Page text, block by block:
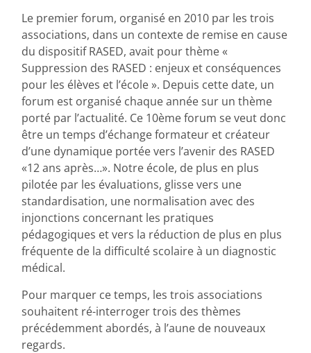
Le premier forum, organisé en 2010 par les trois
associations, dans un contexte de remise en cause
du dispositif RASED, avait pour thème «
Suppression des RASED : enjeux et conséquences
pour les élèves et l’école ». Depuis cette date, un
forum est organisé chaque année sur un thème
porté par l’actualité. Ce 10ème forum se veut donc
être un temps d’échange formateur et créateur
d’une dynamique portée vers l’avenir des RASED
«12 ans après…». Notre école, de plus en plus
pilotée par les évaluations, glisse vers une
standardisation, une normalisation avec des
injonctions concernant les pratiques
pédagogiques et vers la réduction de plus en plus
fréquente de la difficulté scolaire à un diagnostic
médical.
Pour marquer ce temps, les trois associations
souhaitent ré-interroger trois des thèmes
précédemment abordés, à l’aune de nouveaux
regards.